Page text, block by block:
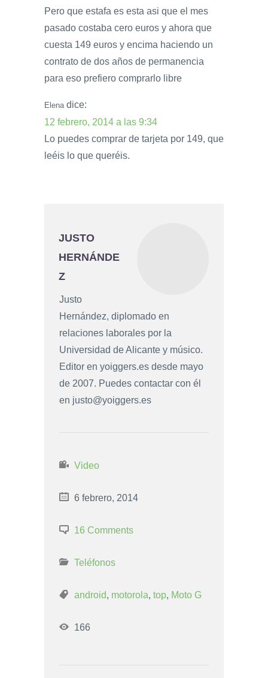
Pero que estafa es esta asi que el mes
pasado costaba cero euros y ahora que
cuesta 149 euros y encima haciendo un
contrato de dos años de permanencia
para eso prefiero comprarlo libre
Elena dice:
12 febrero, 2014 a las 9:34
Lo puedes comprar de tarjeta por 149, que
leéis lo que queréis.
JUSTO
HERNÁNDE
Z
Justo
Hernández, diplomado en
relaciones laborales por la
Universidad de Alicante y músico.
Editor en yoiggers.es desde mayo
de 2007. Puedes contactar con él
en justo@yoiggers.es
Video
6 febrero, 2014
16 Comments
Teléfonos
android, motorola, top, Moto G
166